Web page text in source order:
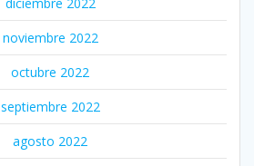
noviembre 2022
octubre 2022
septiembre 2022
agosto 2022